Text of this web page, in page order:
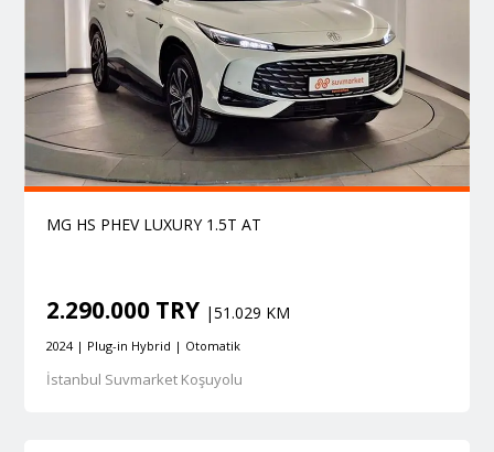
MG HS PHEV LUXURY 1.5T AT
2.290.000 TRY |51.029 KM
2024 | Plug-in Hybrid | Otomatik
İstanbul Suvmarket Koşuyolu